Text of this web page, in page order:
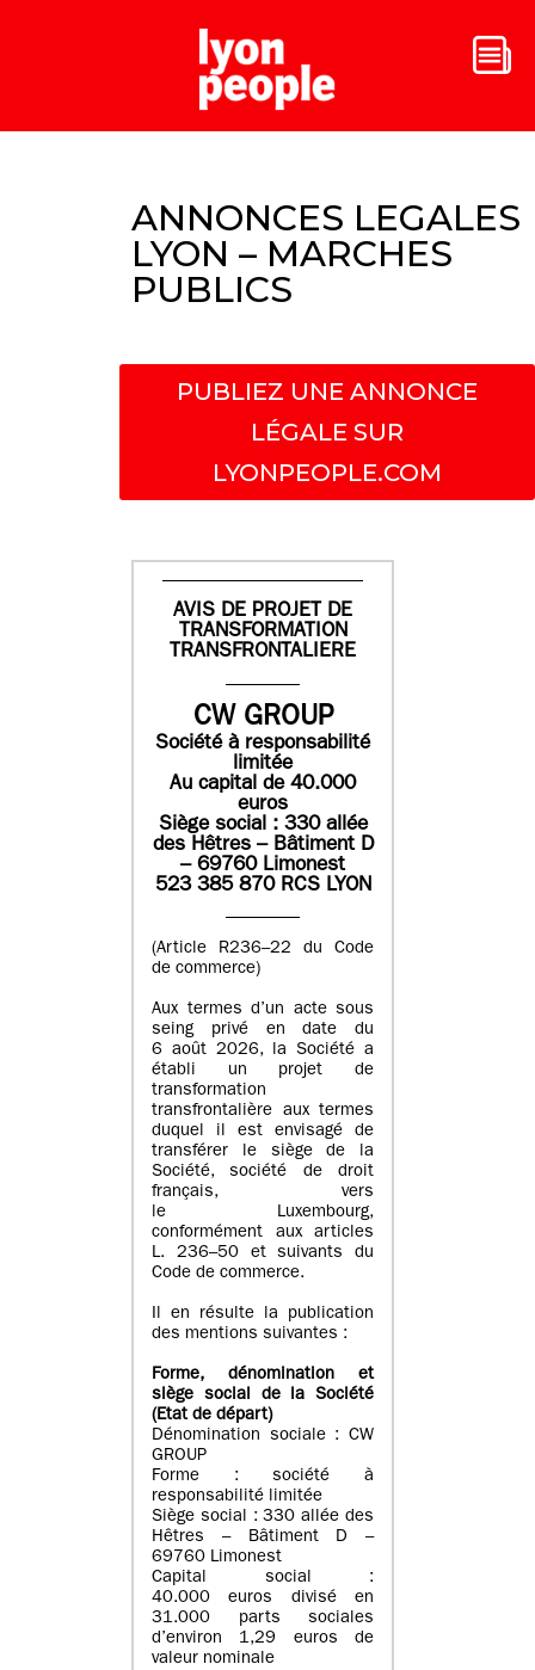
ANNONCES LEGALES
LYON – MARCHES
PUBLICS
PUBLIEZ UNE ANNONCE
LÉGALE SUR
LYONPEOPLE.COM
AVIS DE PROJET DE
TRANSFORMATION
TRANSFRONTALIERE
CW GROUP
Société à responsabilité
limitée
Au capital de 40.000
euros
Siège social : 330 allée
des Hêtres – Bâtiment D
– 69760 Limonest
523 385 870 RCS LYON
(Article R236–22 du Code
de commerce)
Aux termes d’un acte sous
seing privé en date du
6 août 2026, la Société a
établi un projet de
transformation
transfrontalière aux termes
duquel il est envisagé de
transférer le siège de la
Société, société de droit
français, vers
le Luxembourg,
conformément aux articles
L. 236–50 et suivants du
Code de commerce.
Il en résulte la publication
des mentions suivantes :
Forme, dénomination et
siège social de la Société
(Etatde départ)
Dénomination sociale : CW
GROUP
Forme : société à
responsabilité limitée
Siège social : 330 allée des
Hêtres – Bâtiment D –
69760 Limonest
Capital social :
40.000 euros divisé en
31.000 parts sociales
d’environ 1,29 euros de
valeur nominale